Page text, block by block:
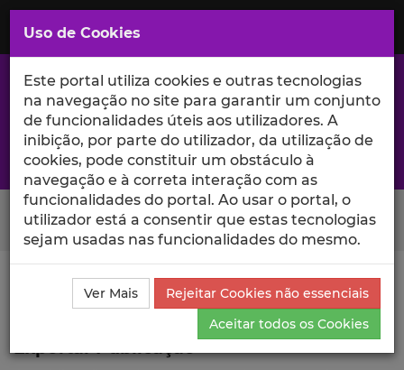
Saltar
para
Conteúdo
Principal
A excelência da investigação e ciência no Iscte
Search Button
Ciência_Iscte Publicações
Descrição Detalhada da
Publicação
Exportar
Uso de Cookies
Este portal utiliza cookies e outras tecnologias
na navegação no site para garantir um conjunto
de funcionalidades úteis aos utilizadores. A
inibição, por parte do utilizador, da utilização de
cookies, pode constituir um obstáculo à
navegação e à correta interação com as
funcionalidades do portal. Ao usar o portal, o
utilizador está a consentir que estas tecnologias
sejam usadas nas funcionalidades do mesmo.
Ver Mais
Rejeitar Cookies não essenciais
Aceitar todos os Cookies